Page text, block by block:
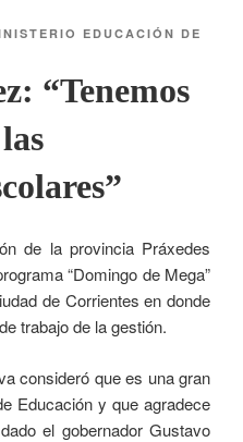
EDUCACIÓN DE
“Tenemos
de la provincia Práxedes
“Domingo de Mega”
de Corrientes en donde
trabajo de la gestión.
consideró que es una gran
Educación y que agradece
el gobernador Gustavo